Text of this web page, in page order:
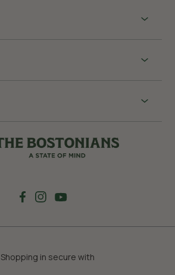
Shopping in secure with